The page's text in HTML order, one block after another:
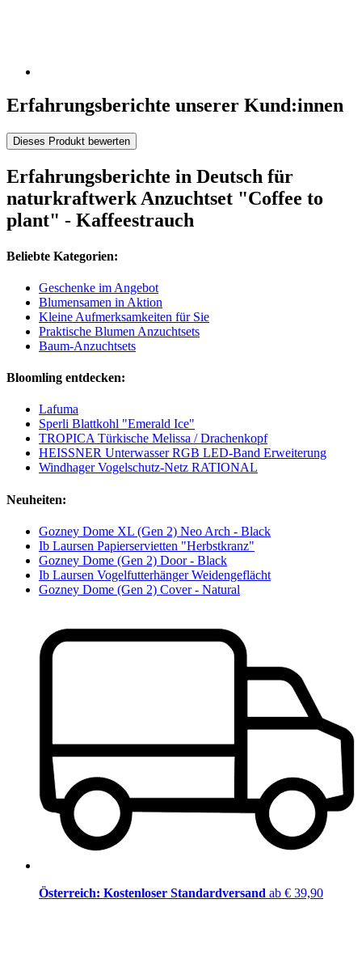
Erfahrungsberichte unserer Kund:innen
Dieses Produkt bewerten
Erfahrungsberichte in Deutsch für
naturkraftwerk Anzuchtset "Coffee to
plant" - Kaffeestrauch
Beliebte Kategorien:
Geschenke im Angebot
Blumensamen in Aktion
Kleine Aufmerksamkeiten für Sie
Praktische Blumen Anzuchtsets
Baum-Anzuchtsets
Bloomling entdecken:
Lafuma
Sperli Blattkohl "Emerald Ice"
TROPICA Türkische Melissa / Drachenkopf
HEISSNER Unterwasser RGB LED-Band Erweiterung
Windhager Vogelschutz-Netz RATIONAL
Neuheiten:
Gozney Dome XL (Gen 2) Neo Arch - Black
Ib Laursen Papierservietten "Herbstkranz"
Gozney Dome (Gen 2) Door - Black
Ib Laursen Vogelfutterhänger Weidengeflächt
Gozney Dome (Gen 2) Cover - Natural
Österreich: Kostenloser Standardversand ab € 39,90